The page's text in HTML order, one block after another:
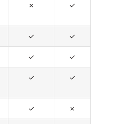
✗ ✓
✓ ✓
✓ ✓
✓ ✓
✓ ✗